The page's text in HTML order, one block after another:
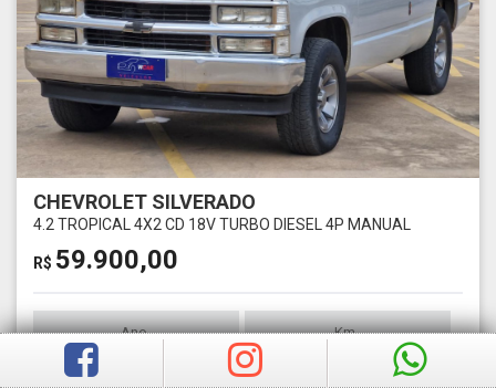
CHEVROLET SILVERADO
4.2 TROPICAL 4X2 CD 18V TURBO DIESEL 4P MANUAL
R$ 59.900,00
Ano Km